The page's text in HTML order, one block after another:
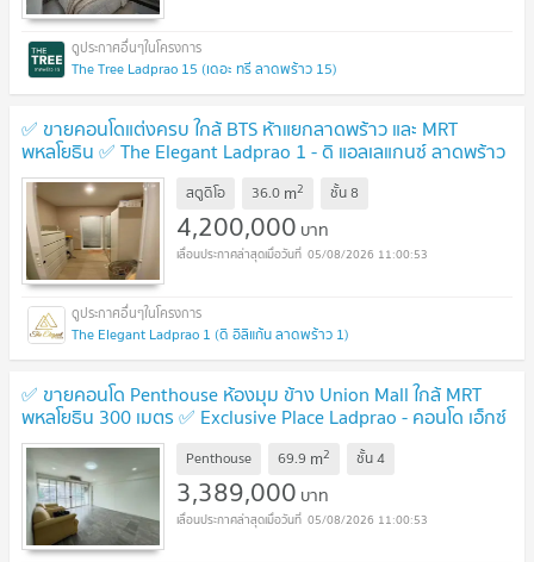
The Tree Ladprao 15 (เดอะ ทรี ลาดพร้าว 15)
✅ ขายคอนโดแต่งครบ ใกล้ BTS ห้าแยกลาดพร้าว และ MRT
พหลโยธิน ✅ The Elegant Ladprao 1 - ดิ แอลเลแกนซ์ ลาดพร้าว
1 UPDATE !
สตูดิโอ 36.0 m2 ชั้น8
4,200,000 บาท
05/08/2026 11:00:53
The Elegant Ladprao 1 (ดิ อิลิแก้น ลาดพร้าว 1)
✅ ขายคอนโด Penthouse ห้องมุม ข้าง Union Mall ใกล้ MRT
พหลโยธิน 300 เมตร ✅ Exclusive Place Ladprao - คอนโด เอ็กซ์
คลูซีฟ เพลส ลาดพร้าว
Penthouse 69.9 m2 ชั้น4
3,389,000 บาท
05/08/2026 11:00:53